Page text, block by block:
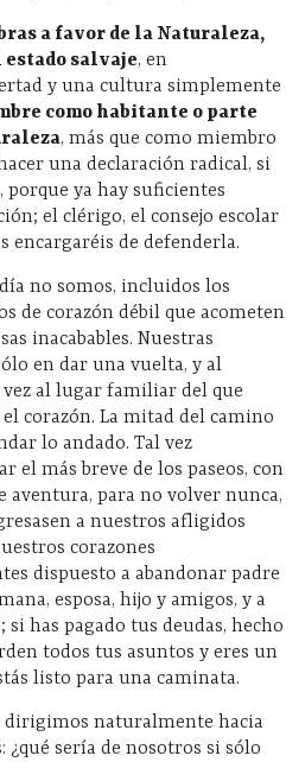
a favor de la Naturaleza,
salvaje, en
y una cultura simplemente
como habitante o parte
, más que como miembro
una declaración radical, si
ya hay suficientes
el clérigo, el consejo escolar
encargaréis de defenderla.
no somos, incluidos los
de corazón débil que acometen
inacabables. Nuestras
en dar una vuelta, y al
al lugar familiar del que
corazón. La mitad del camino
lo andado. Tal vez
el más breve de los paseos, con
aventura, para no volver nunca,
a nuestros afligidos
corazones
dispuesto a abandonar padre
esposa, hijo y amigos, y a
has pagado tus deudas, hecho
todos tus asuntos y eres un
listo para una caminata.
dirigimos naturalmente hacia
¿qué sería de nosotros si sólo